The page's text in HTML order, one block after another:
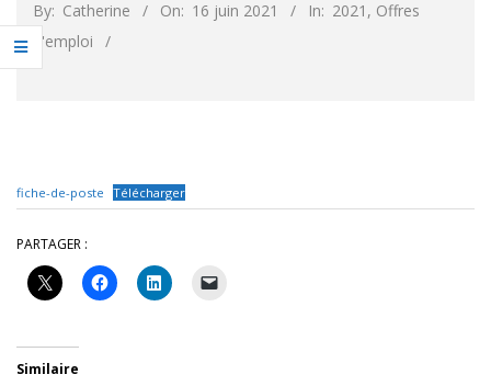
By: Catherine On: 16 juin 2021 In: 2021 , Offres
d'emploi
fiche-de-poste Télécharger
PARTAGER :
Similaire